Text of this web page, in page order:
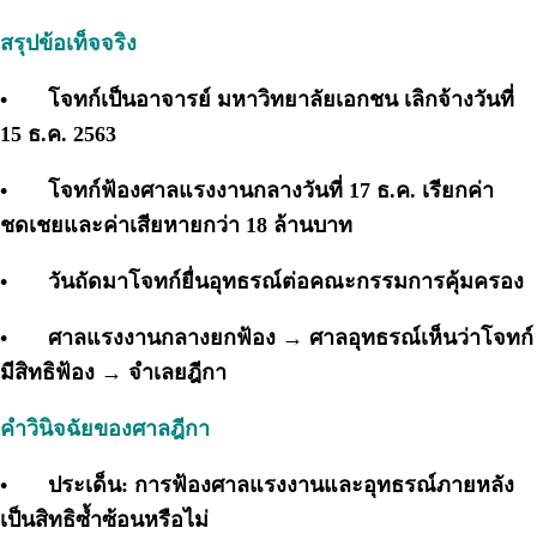
สรุปข้อเท็จจริง
•
โจทก์เป็นอาจารย์ มหาวิทยาลัยเอกชน เลิกจ้างวันที่
15 ธ.ค. 2563
•
โจทก์ฟ้องศาลแรงงานกลางวันที่ 17 ธ.ค. เรียกค่า
ชดเชยและค่าเสียหายกว่า 18 ล้านบาท
• วันถัดมาโจทก์ยื่นอุทธรณ์ต่อคณะกรรมการคุ้มครอง
•
ศาลแรงงานกลางยกฟ้อง → ศาลอุทธรณ์เห็นว่าโจทก์
มีสิทธิฟ้อง → จำเลยฎีกา
คำวินิจฉัยของศาลฎีกา
•
ประเด็น: การฟ้องศาลแรงงานและอุทธรณ์ภายหลัง
เป็นสิทธิซ้ำซ้อนหรือไม่